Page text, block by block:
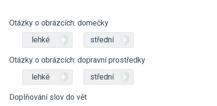
Otázky o obrázcích: domečky
lehké
střední
Otázky o obrázcích: dopravní prostředky
lehké
střední
Doplňování slov do vět